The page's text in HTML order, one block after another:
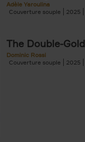
Adèle Yaroulina
Couverture souple
2025
The Double-
Dominic Rossi
Couverture souple
2025